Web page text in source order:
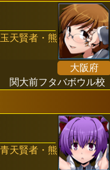
天賢者・熊
大阪府
関大前フタバボウル校
天賢者・熊